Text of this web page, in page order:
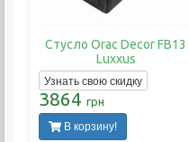
Стусло Orac Decor FB13
Luxxus
Узнать свою скидку
3864 грн
В корзину!